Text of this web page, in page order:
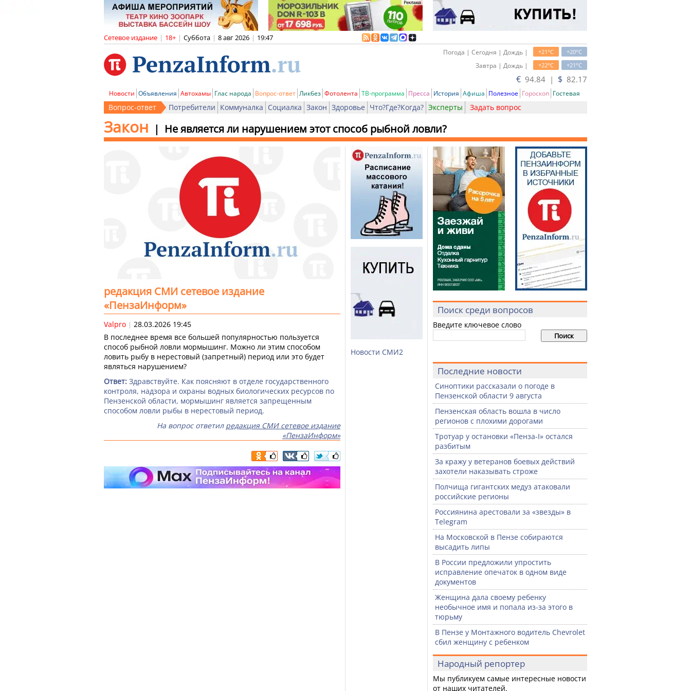
Сетевое издание | 18+ | Суббота | 8 авг 2026 | 19:47
+20oC
+21oC
Погода | Сегодня | Дождь |
+21oC
+22oC
Завтра | Дождь |
€ 94.84 | $ 82.17
Новости Объявления Автохамы Глас народа Вопрос-ответ Ликбез Фотолента ТВ-программа Пресса История Афиша Полезное Гороскоп Гостевая
Вопрос-ответ Потребители Коммуналка Социалка Закон Здоровье Что?Где?Когда? Эксперты Задать вопрос
Закон Не является ли нарушением этот способ рыбной ловли?
редакция СМИ сетевое издание
«ПензаИнформ»
Valpro | 28.03.2026 19:45
В последнее время все большей популярностью пользуется
способ рыбной ловли мормышинг. Можно ли этим способом
ловить рыбу в нерестовый (запретный) период или это будет
являться нарушением?
Здравствуйте. Как поясняют в отделе государственного
контроля, надзора и охраны водных биологических ресурсов по
Пензенской области, мормышинг является запрещенным
способом ловли рыбы в нерестовый период.
На вопрос ответил редакция СМИ сетевое издание
«ПензаИнформ»
Новости СМИ2
Поиск среди вопросов
Введите ключевое слово
Последние новости
Синоптики рассказали о погоде в
Пензенской области 9 августа
Пензенская область вошла в число
регионов с плохими дорогами
Тротуар у остановки «Пенза-I» остался
разбитым
За кражу у ветеранов боевых действий
захотели наказывать строже
Полчища гигантских медуз атаковали
российские регионы
Россиянина арестовали за «звезды» в
Telegram
На Московской в Пензе собираются
высадить липы
В России предложили упростить
исправление опечаток в одном виде
документов
Женщина дала своему ребенку
необычное имя и попала из-за этого в
тюрьму
В Пензе у Монтажного водитель Chevrolet
сбил женщину с ребенком
Народный репортер
Мы публикуем самые интересные новости
от наших читателей.